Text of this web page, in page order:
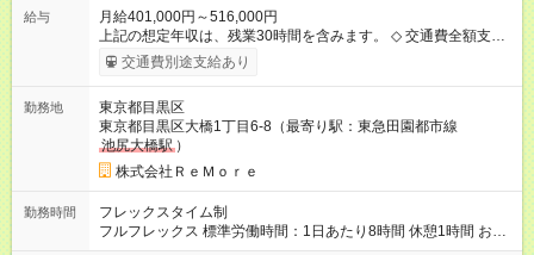
給与
月給401,000円～516,000円
上記の想定年収は、残業30時間を含みます。 ◇ 交通費全額支給
◇ 時間外手当 ◇ 資格手当 ◇ 役職手当 ◇ 給与改定年2回 ◇ 表彰年
1回 ◇ 賞与年2回 ※業績による 【試用期間】試用期間あり 試用
交通費別途支給あり
勤務地
東京都目黒区
東京都目黒区大橋1丁目6-8（最寄り駅：東急田園都市線
池尻大橋駅 ）
株式会社ＲｅＭｏｒｅ
勤務時間
フレックスタイム制
フルフレックス 標準労働時間：1日あたり8時間 休憩1時間 お客
様対応や現場の予定に合わせた 効率的なスケジューリングや、